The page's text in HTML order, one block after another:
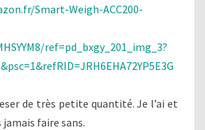
Smart-Weigh-ACC200-
ref=pd_bxgy_201_img_3?
de très petite quantité. Je l’ai et
faire sans.